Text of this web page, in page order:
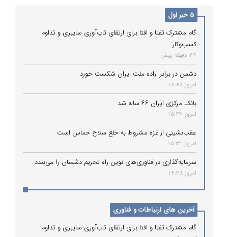
5 خبر اول
گام مشترک تفتا و افتا برای ارتقای تاب‌آوری سایبری و تداوم
کسب‌وکار
44 دقیقه پیش
دشمن در برابر اراده ملت ایران شکست خورد
امروز 15:48
بانک مرکزی ایران ۶۶ ساله شد
امروز 15:43
عقب‌نشینی از غزه مشروط به خلع سلاح حماس است
امروز 15:33
سرمایه‌گذاری در فناوری‌های نوین راه تحریم دشمنان را می‌بندد
امروز 14:38
آخرین های ارتباطات و فناوری
گام مشترک تفتا و افتا برای ارتقای تاب‌آوری سایبری و تداوم